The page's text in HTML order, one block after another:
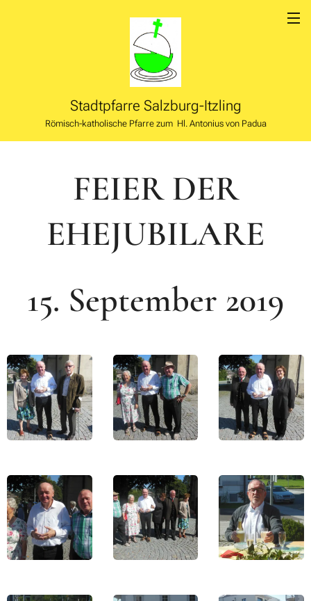
Stadtpfarre Salzburg-Itzling
Römisch-katholische Pfarre zum Hl. Antonius von Padua
FEIER DER
EHEJUBILARE
15. September 2019